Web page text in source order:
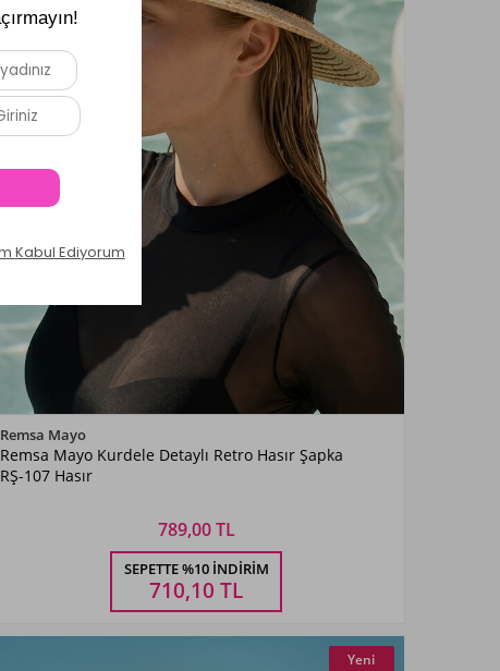
Hasır
Beden Seçiniz
STANDART
Remsa Mayo
Remsa Mayo Kurdele Detaylı Retro Hasır Şapka
RŞ-107 Hasır
789,00 TL
SEPETTE %10 İNDIRIM
710,10 TL
Yeni